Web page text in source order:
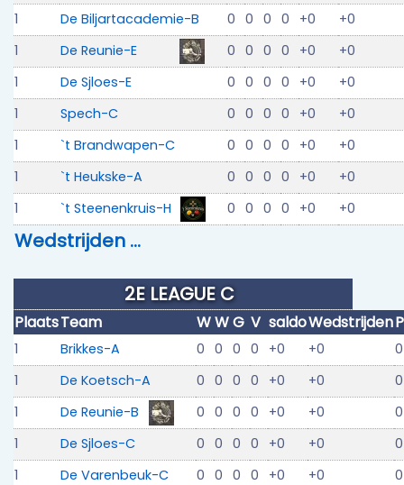
1
De Biljartacademie-B 0 0 0 0 +0
+0
1
De Reunie-E 0 0 0 0 +0
+0
1
De Sjloes-E 0 0 0 0 +0
+0
1
Spech-C 0 0 0 0 +0
+0
1
`t Brandwapen-C 0 0 0 0 +0
+0
1
`t Heukske-A 0 0 0 0 +0
+0
1
`t Steenenkruis-H 0 0 0 0 +0 +0
Wedstrijden …
2E LEAGUE C
PlaatsTeam WWG V saldoWedstrijden
1 Brikkes-A 0 0 0 0 +0 +0
0
1
De Koetsch-A 0 0 0 0 +0 +0
0
1
De Reunie-B 0 0 0 0 +0 +0
0
1
De Sjloes-C 0 0 0 0 +0 +0
0
1
De Varenbeuk-C 0 0 0 0 +0 +0
0